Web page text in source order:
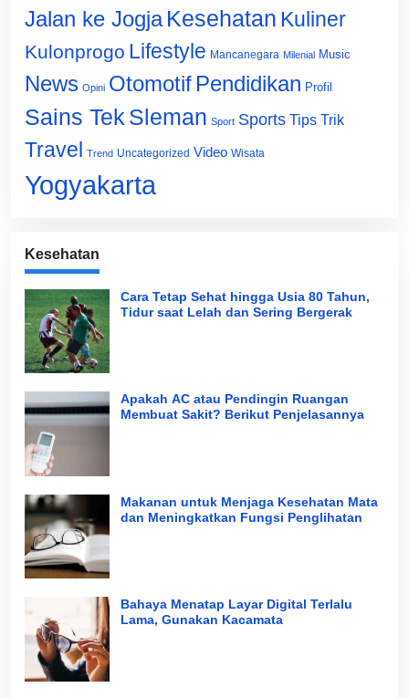
Jalan ke Jogja Kesehatan Kuliner
Kulonprogo Lifestyle Mancanegara Milenial Music
News Opini Otomotif Pendidikan Profil
Sains Tek Sleman Sport Sports Tips Trik
Travel Trend Uncategorized Video Wisata
Yogyakarta
Kesehatan
Cara Tetap Sehat hingga Usia 80 Tahun,
Tidur saat Lelah dan Sering Bergerak
Apakah AC atau Pendingin Ruangan
Membuat Sakit? Berikut Penjelasannya
Makanan untuk Menjaga Kesehatan Mata
dan Meningkatkan Fungsi Penglihatan
Bahaya Menatap Layar Digital Terlalu
Lama, Gunakan Kacamata